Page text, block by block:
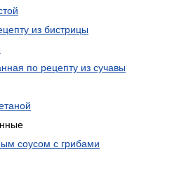
из бистрицы
по рецепту из сучавы
соусом с грибами